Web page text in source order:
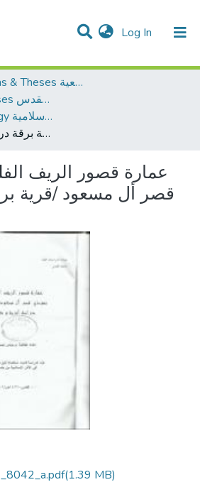
Log In (current)
& Collections
All of DSpace
Dissertations & Theses الرسائل الجامعية
AQU Master Theses الرسائل الجامعية الخاصة بجامعة القدس
Islamic Archaeology الأثار الاسلامية
عمارة قصور الريف الفلسطيني نموذج قصر أل مسعود /قرية برقة دراسة أثرية ومعمارية
عمارة قصور الريف
قصر أل مسعود /قرية
(1.39 MB)